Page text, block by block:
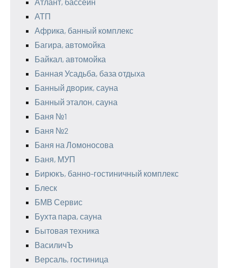
Атлант, бассейн
АТП
Африка, банный комплекс
Багира, автомойка
Байкал, автомойка
Банная Усадьба, база отдыха
Банный дворик, сауна
Банный эталон, сауна
Баня №1
Баня №2
Баня на Ломоносова
Баня, МУП
Бирюкъ, банно-гостиничный комплекс
Блеск
БМВ Сервис
Бухта пара, сауна
Бытовая техника
ВасиличЪ
Версаль, гостиница